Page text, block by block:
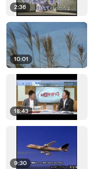
2:36
10:01
18:43
9:30